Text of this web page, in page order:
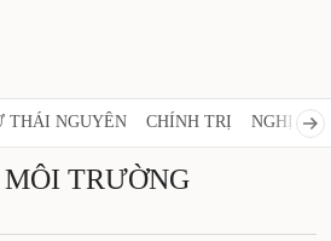
THÁI NGUYÊN CHÍNH TRỊ NGHỊ
TRƯỜNG